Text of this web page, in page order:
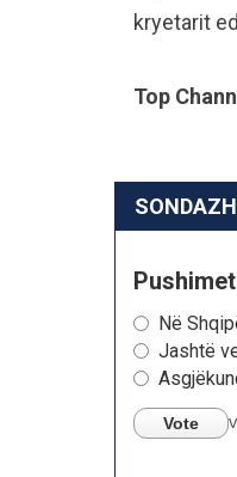
kryetarit
Top
SONDAZH
Në
Jashtë
Vote